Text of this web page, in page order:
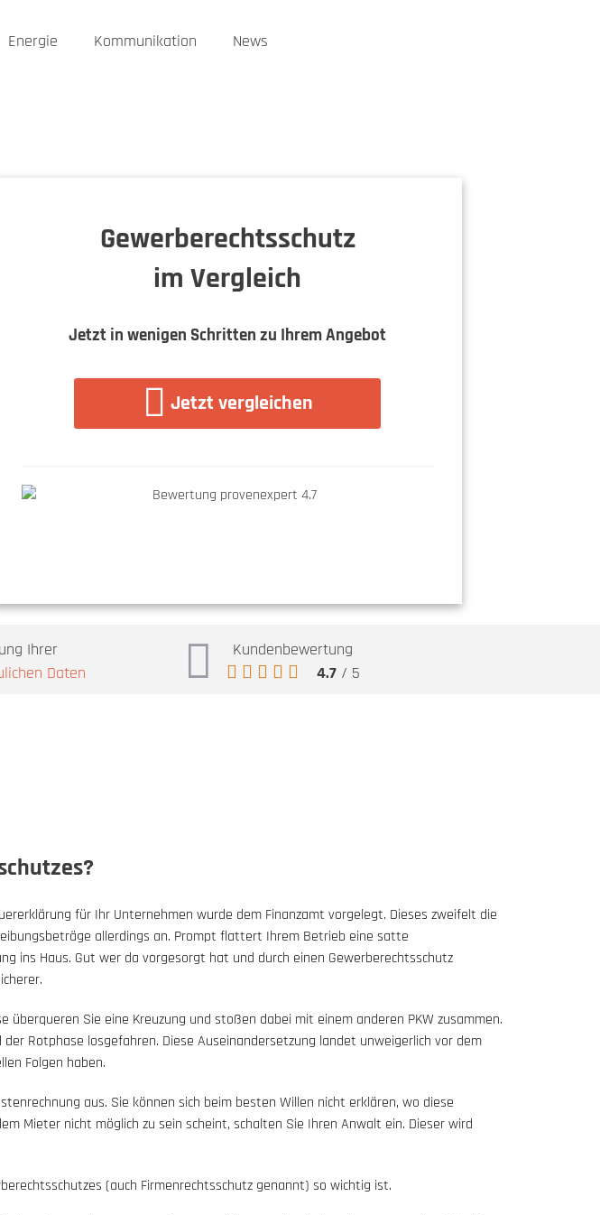
Energie Kommunikation News
Gewerberechtsschutz
im Vergleich
Jetzt in wenigen Schritten zu Ihrem Angebot
Jetzt vergleichen
Ihrer
Daten
Kundenbewertung
4.7/ 5
für Ihr Unternehmen wurde dem Finanzamt vorgelegt. Dieses zweifelt die
allerdings an. Prompt flattert Ihrem Betrieb eine satte
ins Haus. Gut wer da vorgesorgt hat und durch einen Gewerberechtsschutz
Sie eine Kreuzung und stoßen dabei mit einem anderen PKW zusammen.
Rotphase losgefahren. Diese Auseinandersetzung landet unweigerlich vor dem
Folgen haben.
aus. Sie können sich beim besten Willen nicht erklären, wo diese
Mieter nicht möglich zu sein scheint, schalten Sie Ihren Anwalt ein. Dieser wird
(auch Firmenrechtsschutz genannt) so wichtig ist.